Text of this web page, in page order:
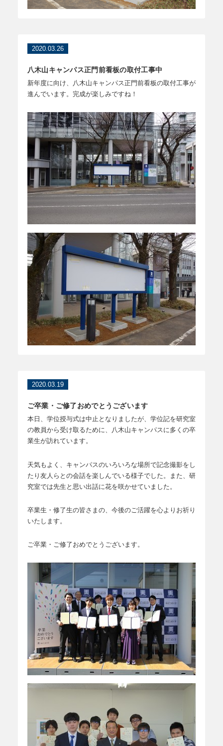
2020.03.26
八木山キャンパス正門前看板の取付工事中
新年度に向け、八木山キャンパス正門前看板の取付工事が
進んでいます。完成が楽しみですね！
2020.03.19
ご卒業・ご修了おめでとうございます
本日、学位授与式は中止となりましたが、学位記を研究室
の教員から受け取るために、八木山キャンパスに多くの卒
業生が訪れています。
天気もよく、キャンパスのいろいろな場所で記念撮影をし
たり友人らとの会話を楽しんでいる様子でした。また、研
究室では先生と思い出話に花を咲かせていました。
卒業生・修了生の皆さまの、今後のご活躍を心よりお祈り
いたします。
ご卒業・ご修了おめでとうございます。